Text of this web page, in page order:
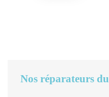
Nos réparateurs